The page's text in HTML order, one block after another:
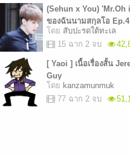
(Sehun x You) 'Mr.Oh
ของฉันนามสกุลโอ Ep.4
โดย สับปะรดใต้ทะเล
15 ฉาก 2 จบ
[ Yaoi ] เนื้อเรื่องสั้น
Guy
โดย kanzamunmuk
77 ฉาก 2 จบ